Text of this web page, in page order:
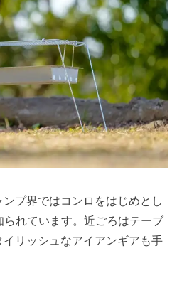
プ界ではコンロをはじめとし
れています。近ごろはテーブ
リッシュなアイアンギアも手